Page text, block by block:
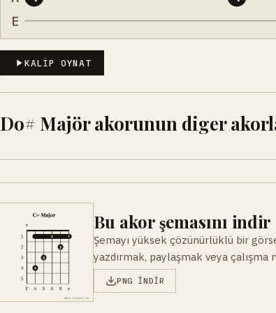
E
KALIP OYNAT
Do# Majör akorunun diger
Bu akor şemasını indir
Şemayı yüksek çözünürlüklü bir
yazdırmak, paylaşmak veya çalışma
PNG INDIR